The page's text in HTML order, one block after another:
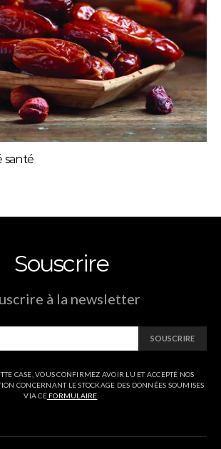
santé
Souscrire
à la newsletter
SOUSCRIRE
CASE, VOUS CONFIRMEZ AVOIR LU ET ACCEPTÉ NOS
CONCERNANT LE STOCKAGE DES DONNÉES SOUMISES
VIA CEFORMULAIRE